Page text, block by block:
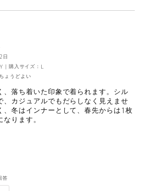
日
購入サイズ：L
ちょうどよい
、落ち着いた印象で着られます。シル
、カジュアルでもだらしなく見えませ
、冬はインナーとして、春先からは1枚
なります。
答